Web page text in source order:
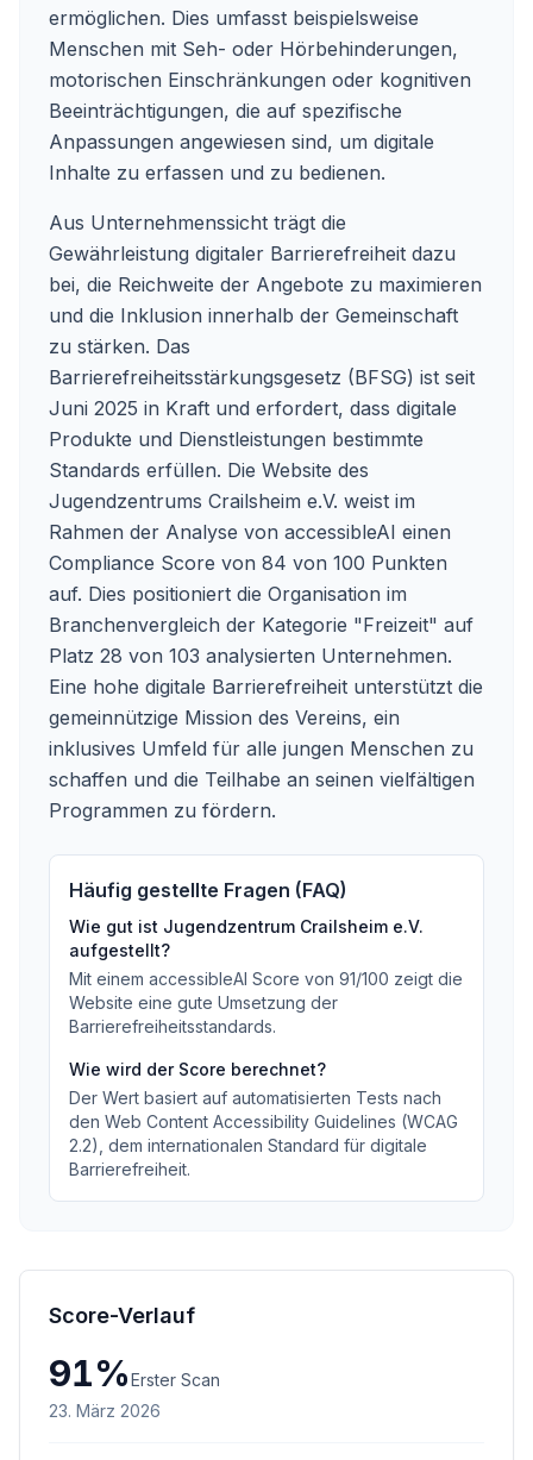
ermöglichen. Dies umfasst beispielsweise
Menschen mit Seh- oder Hörbehinderungen,
motorischen Einschränkungen oder kognitiven
Beeinträchtigungen, die auf spezifische
Anpassungen angewiesen sind, um digitale
Inhalte zu erfassen und zu bedienen.
Aus Unternehmenssicht trägt die
Gewährleistung digitaler Barrierefreiheit dazu
bei, die Reichweite der Angebote zu maximieren
und die Inklusion innerhalb der Gemeinschaft
zu stärken. Das
Barrierefreiheitsstärkungsgesetz (BFSG) ist seit
Juni 2025 in Kraft und erfordert, dass digitale
Produkte und Dienstleistungen bestimmte
Standards erfüllen. Die Website des
Jugendzentrums Crailsheim e.V. weist im
Rahmen der Analyse von accessibleAI einen
Compliance Score von 84 von 100 Punkten
auf. Dies positioniert die Organisation im
Branchenvergleich der Kategorie "Freizeit" auf
Platz 28 von 103 analysierten Unternehmen.
Eine hohe digitale Barrierefreiheit unterstützt die
gemeinnützige Mission des Vereins, ein
inklusives Umfeld für alle jungen Menschen zu
schaffen und die Teilhabe an seinen vielfältigen
Programmen zu fördern.
Häufig gestellte Fragen (FAQ)
Wie gut ist Jugendzentrum Crailsheim e.V.
aufgestellt?
Mit einem accessibleAI Score von 91/100 zeigt die
Website eine gute Umsetzung der
Barrierefreiheitsstandards.
Wie wird der Score berechnet?
Der Wert basiert auf automatisierten Tests nach
den Web Content Accessibility Guidelines (WCAG
2.2), dem internationalen Standard für digitale
Barrierefreiheit.
Score-Verlauf
91%Erster Scan
23. März 2026